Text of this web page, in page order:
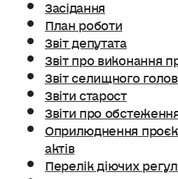
Засідання
План роботи
Звіт депутата
Звіт про виконання
Звіт селищного
Звіти старост
Звіти про
Оприлюднення
актів
Перелік діючих